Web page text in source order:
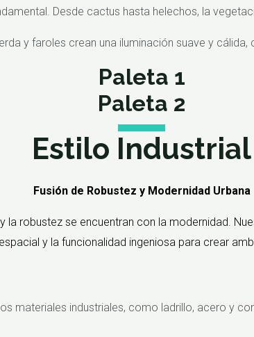
Desde cactus hasta helechos, la
y faroles crean una iluminación suave y
Paleta 1
Paleta 2
Estilo Industrial
Fusión de Robustez y Modernidad Urbana
la robustez se encuentran con la modernidad.
y la funcionalidad ingeniosa para crear
materiales industriales, como ladrillo, acero y